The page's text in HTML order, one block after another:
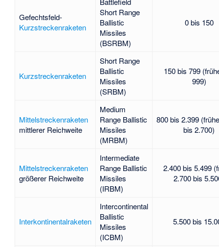
Gefechtsfeld-
Kurzstreckenraketen
Short Range
Ballistic
Missiles
(BSRBM)
0 bis 150
Kurzstreckenraketen
Short Range
Ballistic
Missiles
(SRBM)
150 bis 799
999)
Mittelstreckenraketen
mittlerer Reichweite
Medium
Range Ballistic
Missiles
(MRBM)
800 bis 2.399
bis 2.700)
Mittelstreckenraketen
größerer Reichweite
Intermediate
Range Ballistic
Missiles
(IRBM)
2.400 bis 5.499
2.700 bis
Interkontinentalraketen
Intercontinental
Ballistic
Missiles
(ICBM)
5.500 bis